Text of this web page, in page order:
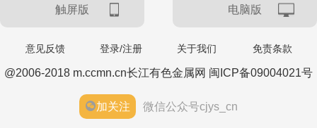
触屏版 电脑版
意见反馈 登录/注册 关于我们 免责条款
@2006-2018 m.ccmn.cn长江有色金属网 闽ICP备09004021号
加关注 微信公众号cjys_cn